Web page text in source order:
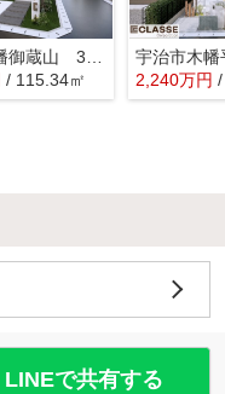
宇治市木幡御蔵山 3区画 3号地 売土地 建築条件付き
/ 115.34㎡ 2,240万円
LINEで共有する